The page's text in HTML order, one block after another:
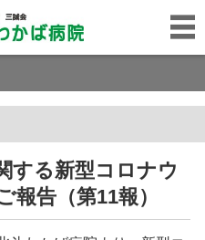
する新型コロナウ
報告（第11報）